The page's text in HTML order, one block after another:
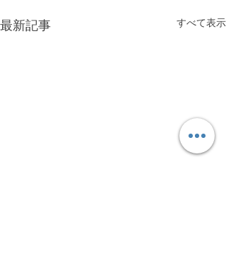
最新記事 すべて表示